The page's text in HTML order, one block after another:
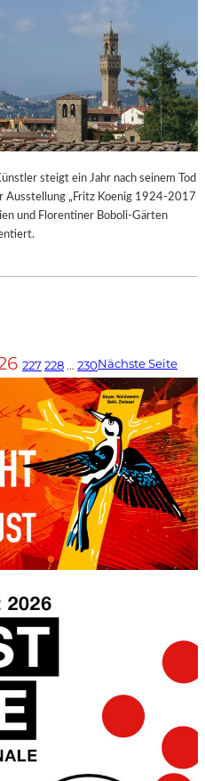
steigt ein Jahr nach seinem Tod
„Fritz Koenig 1924-2017
und Florentiner Boboli-Gärten
227228… 230Nächste Seite